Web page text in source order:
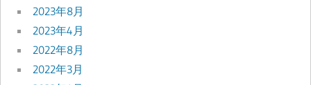
2023年8月
2023年4月
2022年8月
2022年3月